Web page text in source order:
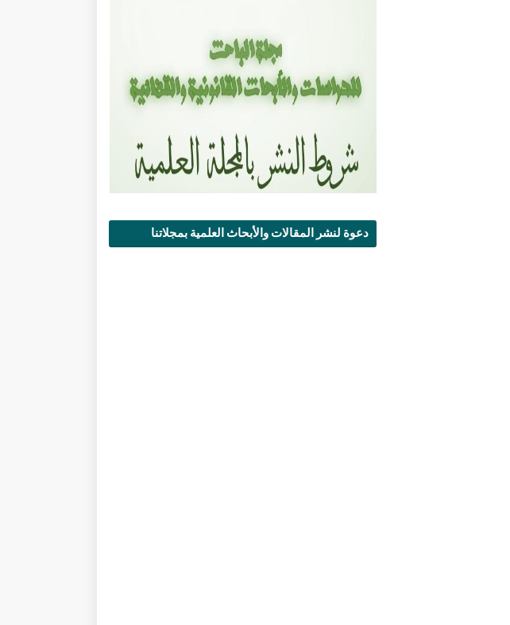
دعوة لنشر المقالات والأبحاث العلمية بمجلاتنا